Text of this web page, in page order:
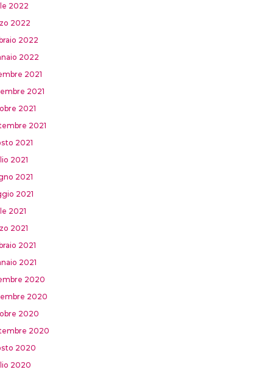
2022
2022
2022
2022
2021
2021
2021
2021
2021
2021
2021
2021
2021
2021
2021
2021
2020
2020
2020
2020
2020
2020